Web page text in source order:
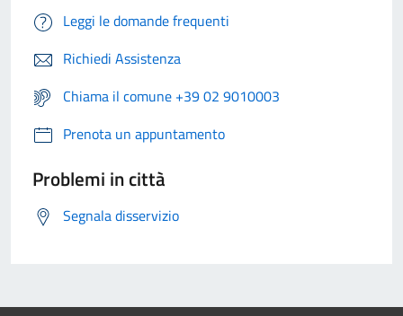
Leggi le domande frequenti
Richiedi Assistenza
Chiama il comune +39 02 9010003
Prenota un appuntamento
Problemi in città
Segnala disservizio